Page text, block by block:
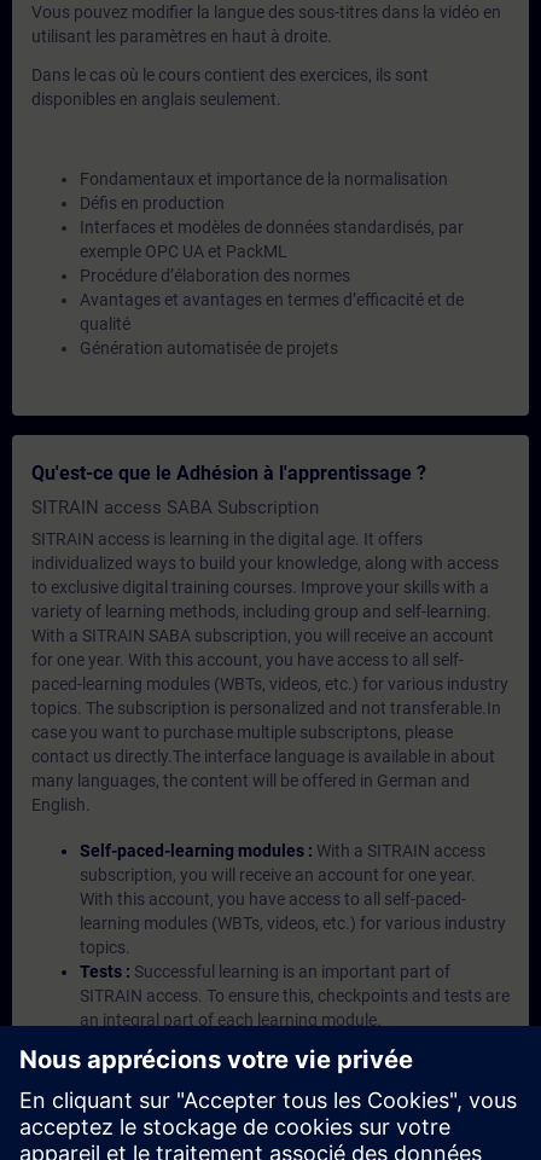
Vous pouvez modifier la langue des sous-titres dans la vidéo en
utilisant les paramètres en haut à droite.
Dans le cas où le cours contient des exercices, ils sont
disponibles en anglais seulement.
Fondamentaux et importance de la normalisation
Défis en production
Interfaces et modèles de données standardisés, par
exemple OPC UA et PackML
Procédure d’élaboration des normes
Avantages et avantages en termes d’efficacité et de
qualité
Génération automatisée de projets
Qu'est-ce que le Adhésion à l'apprentissage ?
SITRAIN access SABA Subscription
SITRAIN access is learning in the digital age. It offers
individualized ways to build your knowledge, along with access
to exclusive digital training courses. Improve your skills with a
variety of learning methods, including group and self-learning.
With a SITRAIN SABA subscription, you will receive an account
for one year. With this account, you have access to all self-
paced-learning modules (WBTs, videos, etc.) for various industry
topics. The subscription is personalized and not transferable.In
case you want to purchase multiple subscriptons, please
contact us directly.The interface language is available in about
many languages, the content will be offered in German and
English.
Self-paced-learning modules : With a SITRAIN access
subscription, you will receive an account for one year.
With this account, you have access to all self-paced-
learning modules (WBTs, videos, etc.) for various industry
topics.
Tests : Successful learning is an important part of
SITRAIN access. To ensure this, checkpoints and tests are
an integral part of each learning module.
based environment with pre-installed software ( TIA
Portal etc.) In your first SITRAIN access subscription two
(2) hours for VE Lab are included.
Expert Talks :In regular webinars, you will receive first-